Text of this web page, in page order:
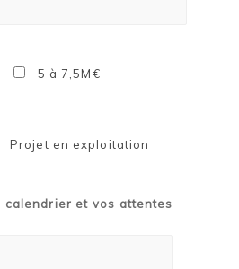
5 à 7,5M€
Projet en exploitation
calendrier et vos attentes